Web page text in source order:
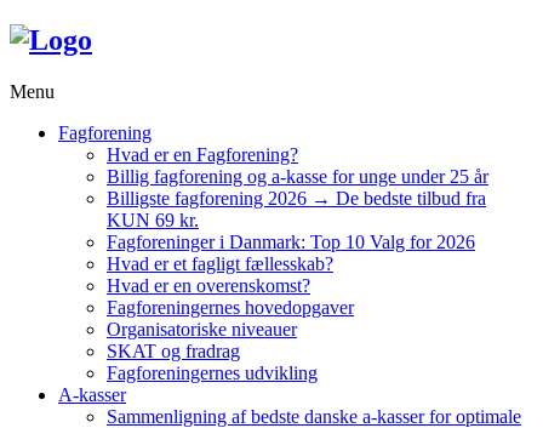
Menu
Fagforening
Hvad er en Fagforening?
Billig fagforening og a-kasse for unge under 25 år
Billigste fagforening 2026 → De bedste tilbud fra
KUN 69 kr.
Fagforeninger i Danmark: Top 10 Valg for 2026
Hvad er et fagligt fællesskab?
Hvad er en overenskomst?
Fagforeningernes hovedopgaver
Organisatoriske niveauer
SKAT og fradrag
Fagforeningernes udvikling
A-kasser
Sammenligning af bedste danske a-kasser for optimale